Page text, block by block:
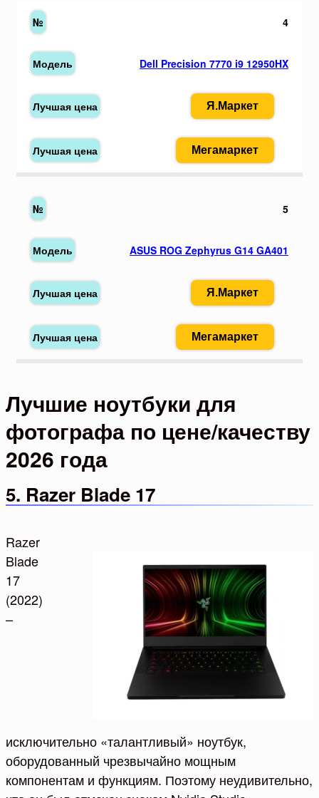
4
Dell Precision 7770 i9 12950HX
Я.Маркет
Мегамаркет
5
ASUS ROG Zephyrus G14 GA401
Я.Маркет
Мегамаркет
Лучшие ноутбуки для
фотографа по цене/качеству
2026 года
5. Razer Blade 17
Razer
Blade
17
(2022)
–
исключительно «талантливый» ноутбук,
оборудованный чрезвычайно мощным
компонентам и функциям. Поэтому неудивительно,